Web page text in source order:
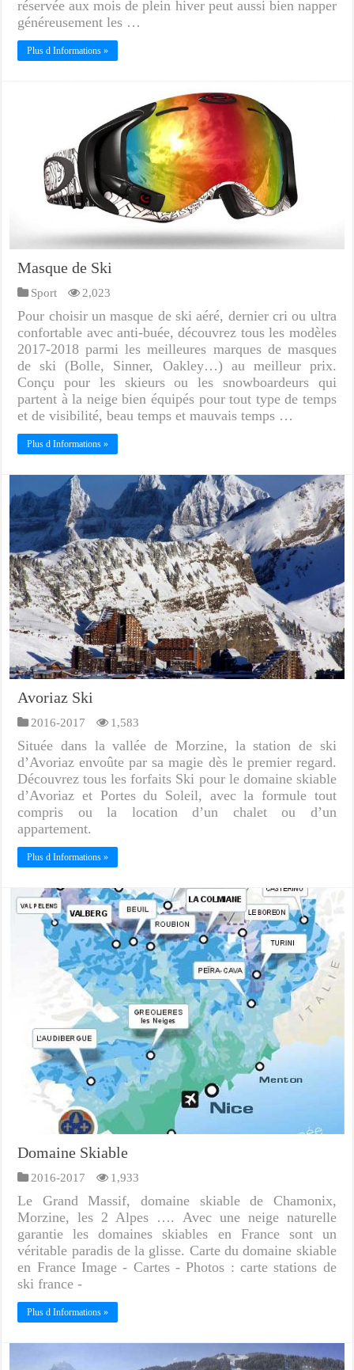
réservée aux mois de plein hiver peut aussi bien napper
généreusement les …
Plus d Informations »
Masque de Ski
Sport 2,023
Pour choisir un masque de ski aéré, dernier cri ou ultra
confortable avec anti-buée, découvrez tous les modèles
2017-2018 parmi les meilleures marques de masques
de ski (Bolle, Sinner, Oakley…) au meilleur prix.
Conçu pour les skieurs ou les snowboardeurs qui
partent à la neige bien équipés pour tout type de temps
et de visibilité, beau temps et mauvais temps …
Plus d Informations »
Avoriaz Ski
2016-2017 1,583
Située dans la vallée de Morzine, la station de ski
d’Avoriaz envoûte par sa magie dès le premier regard.
Découvrez tous les forfaits Ski pour le domaine skiable
d’Avoriaz et Portes du Soleil, avec la formule tout
compris ou la location d’un chalet ou d’un
appartement.
Plus d Informations »
Domaine Skiable
2016-2017 1,933
Le Grand Massif, domaine skiable de Chamonix,
Morzine, les 2 Alpes …. Avec une neige naturelle
garantie les domaines skiables en France sont un
véritable paradis de la glisse. Carte du domaine skiable
en France Image - Cartes - Photos : carte stations de
ski france -
Plus d Informations »